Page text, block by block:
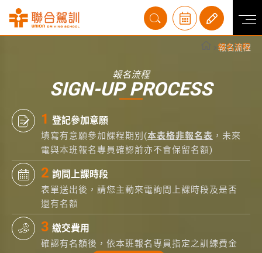
報名流程
報名流程
SIGN-UP PROCESS
登記參加意願
填寫有意願參加課程期別(本表格非報名表 ，未來
電與本班報名專員確認前亦不會保留名額)
詢問上課時段
表單送出後，請您主動來電詢問上課時段及是否
還有名額
繳交費用
確認有名額後，依本班報名專員指定之訓練費金